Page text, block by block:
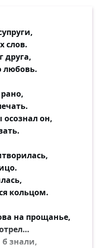
слов.
друга,
любовь.
осознал он,
кольцом.
на прощанье,
б знали,